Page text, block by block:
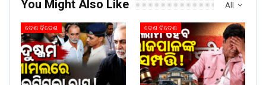
All
You Might Also Like
ଦେଶ ବିଦେଶ ଦେଶ ବିଦେଶ